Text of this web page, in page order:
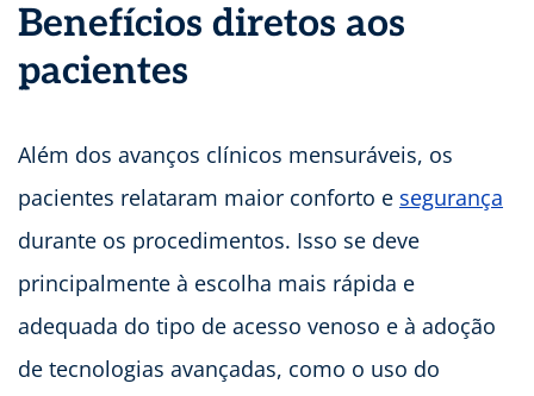
Benefícios diretos aos
pacientes
Além dos avanços clínicos mensuráveis, os
pacientes relataram maior conforto e segurança
durante os procedimentos. Isso se deve
principalmente à escolha mais rápida e
adequada do tipo de acesso venoso e à adoção
de tecnologias avançadas, como o uso do